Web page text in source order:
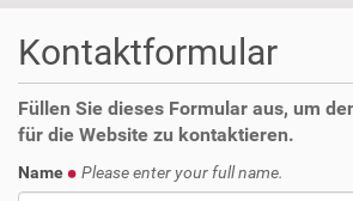
Kontaktformular
Füllen Sie dieses Formular aus, um
für die Website zu kontaktieren.
Name Please enter your full name.